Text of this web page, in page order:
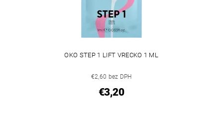
OKO STEP 1 LIFT VRECKO 1 ML
€2,60 bez DPH
€3,20